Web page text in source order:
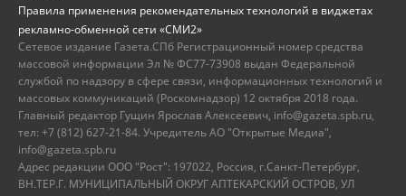
Правила применения рекомендательных технологий в виджетах
рекламно-обменной сети «СМИ2»
Сетевое издание Газета.СПб Регистрационный номер средства
массовой информации Эл № ФС77-73908 выдан Федеральной
службой по надзору в сфере связи, информационных технологий и
массовых коммуникаций (Роскомнадзор) 12 октября 2018 года.
Главный редактор Гущин Ярослав Алексеевич, info@gazeta.spb.ru,
тел: +7 (812) 627-21-84. Учредитель АО "Открытые Медиа",
info@gazeta.spb.ru
Адрес редакции ООО "Рост": 197022, Россия, г.Санкт-Петербург,
ВН.ТЕР.Г. МУНИЦИПАЛЬНЫЙ ОКРУГ АПТЕКАРСКИЙ ОСТРОВ, УЛ